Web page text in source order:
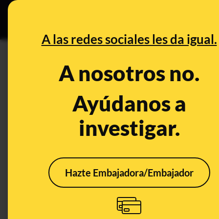
A las redes sociales les da igual.
A nosotros no.
Ayúdanos a
investigar.
Hazte Embajadora/Embajador
No, Charles Lieber no
ha sido detenido ahora